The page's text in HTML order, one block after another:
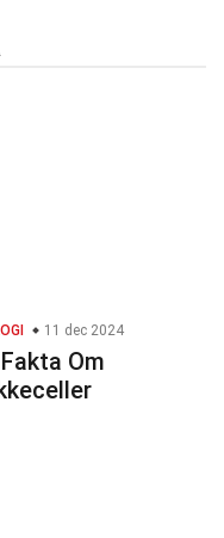
11 dec 2024
Om